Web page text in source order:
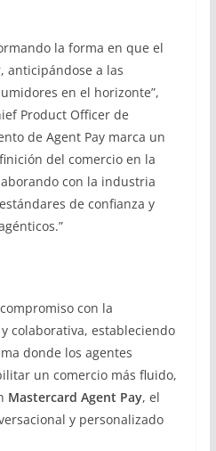
la forma en que el
anticipándose a las
en el horizonte”,
Product Officer de
de Agent Pay marca un
del comercio en la
con la industria
de confianza y
con la
colaborativa, estableciendo
donde los agentes
un comercio más fluido,
Mastercard Agent Pay, el
y personalizado